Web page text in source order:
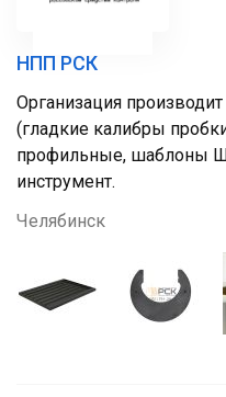
НПП РСК
Организация
(гладкие калибры
профильные, шаблоны
инструмент.
Челябинск